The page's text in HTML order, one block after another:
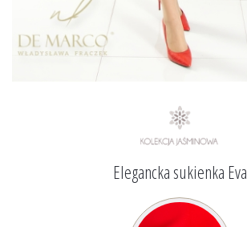
Elegancka sukienka Eva